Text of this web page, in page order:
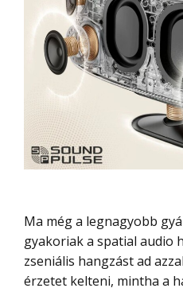
Ma még a legnagyobb gyártók körében sem
gyakoriak a spatial audio
zseniális hangzást ad
érzetet kelteni, mintha a